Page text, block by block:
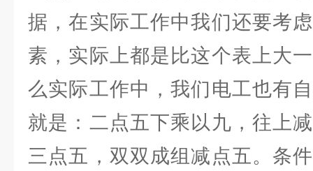
据，在实际工作中我们还要考
素，实际上都是比这个表上大
么实际工作中，我们电工也有
就是：二点五下乘以九，往上
三点五，双双成组减点五。条